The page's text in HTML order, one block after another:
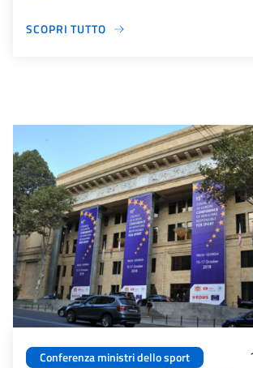
SCOPRI TUTTO
Conferenza ministri dello sport